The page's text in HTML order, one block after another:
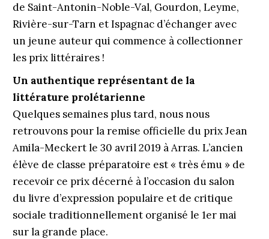
de Saint-Antonin-Noble-Val, Gourdon, Leyme,
Rivière-sur-Tarn et Ispagnac d’échanger avec
un jeune auteur qui commence à collectionner
les prix littéraires !
Un authentique représentant de la
littérature prolétarienne
Quelques semaines plus tard, nous nous
retrouvons pour la remise officielle du prix Jean
Amila-Meckert le 30 avril 2019 à Arras. L’ancien
élève de classe préparatoire est « très ému » de
recevoir ce prix décerné à l’occasion du salon
du livre d’expression populaire et de critique
sociale traditionnellement organisé le 1er mai
sur la grande place.